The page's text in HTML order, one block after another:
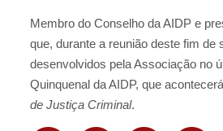
Membro do Conselho da AIDP e
que, durante a reunião deste fim
desenvolvidos pela Associação no
Quinquenal da AIDP, que
de Justiça Criminal.